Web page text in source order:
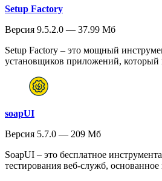
Setup Factory
Версия 9.5.2.0 — 37.99 Мб
Setup Factory – это мощный
установщиков приложений, который
soapUI
Версия 5.7.0 — 209 Мб
SoapUI – это бесплатное
тестирования веб-служб,